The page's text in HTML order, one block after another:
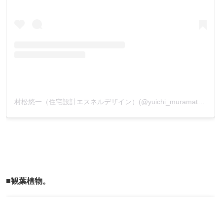
村松悠一（住宅設計エスネルデザイン）(@yuichi_muramatsu_)がシェアした投稿
■観葉植物。